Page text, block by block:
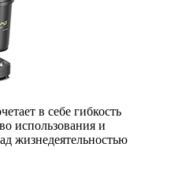
в себе гибкость
использования и
жизнедеятельностью